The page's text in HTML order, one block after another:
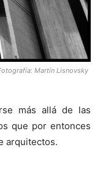
Martín Lisnovsky
más allá de las
que por entonces
arquitectos.